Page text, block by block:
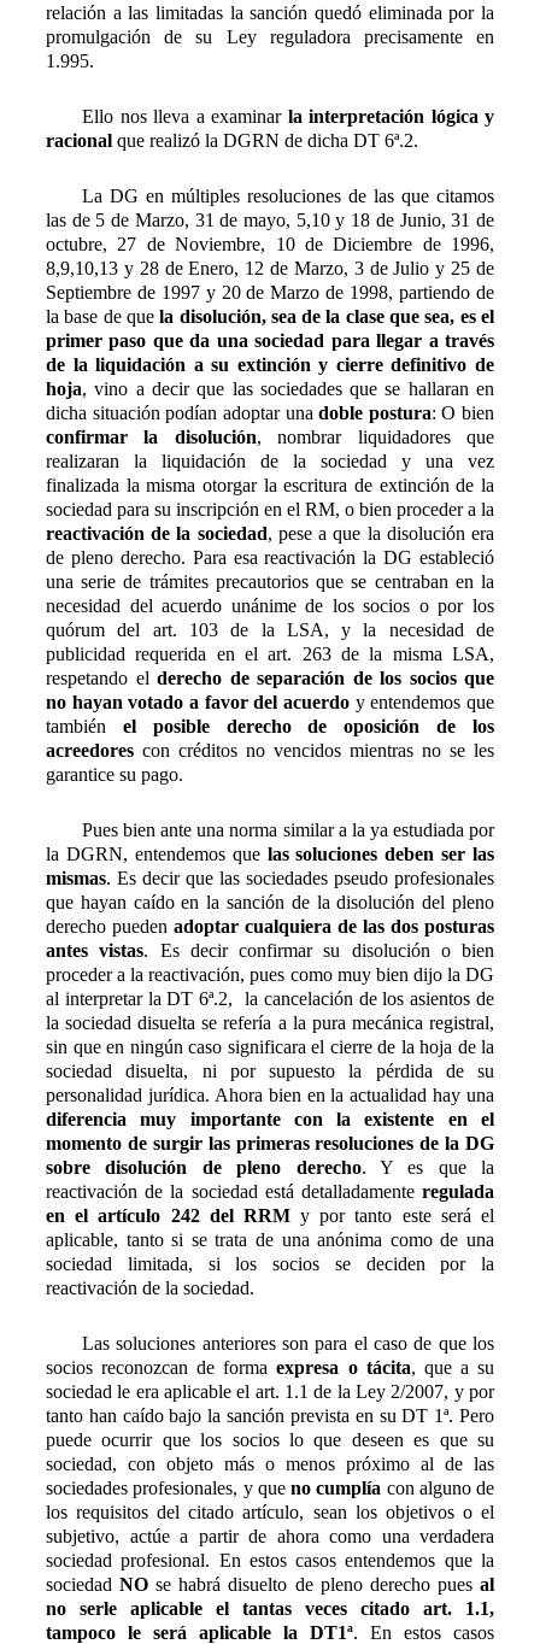
relación a las limitadas la sanción quedó eliminada por la
promulgación de su Ley reguladora precisamente en
1.995.
Ello nos lleva a examinar la interpretación lógica y
racional que realizó la DGRN de dicha DT 6ª.2.
La DG en múltiples resoluciones de las que citamos
las de 5 de Marzo, 31 de mayo, 5,10 y 18 de Junio, 31 de
octubre, 27 de Noviembre, 10 de Diciembre de 1996,
8,9,10,13 y 28 de Enero, 12 de Marzo, 3 de Julio y 25 de
Septiembre de 1997 y 20 de Marzo de 1998, partiendo de
la base de quela disolución, sea de la clase que sea, es el
primer paso que da una sociedad para llegar a través
de la liquidación a su extinción y cierre definitivo de
hoja, vino a decir que las sociedades que se hallaran en
dicha situación podían adoptar unadoble postura: O bien
confirmar la disolución, nombrar liquidadores que
realizaran la liquidación de la sociedad y una vez
finalizada la misma otorgar la escritura de extinción de la
sociedad para su inscripción en el RM, o bien proceder a la
reactivación de la sociedad, pese a que la disolución era
de pleno derecho. Para esa reactivación la DG estableció
una serie de trámites precautorios que se centraban en la
necesidad del acuerdo unánime de los socios o por los
quórum del art. 103 de la LSA, y la necesidad de
publicidad requerida en el art. 263 de la misma LSA,
respetando el derecho de separación de los socios que
no hayan votado a favor del acuerdo y entendemos que
también el posible derecho de oposición de los
acreedores con créditos no vencidos mientras no se les
garantice su pago.
Pues bien ante una norma similar a la ya estudiada por
la DGRN, entendemos que las soluciones deben ser las
mismas. Es decir que las sociedades pseudo profesionales
que hayan caído en la sanción de la disolución del pleno
derecho pueden adoptar cualquiera de las dos posturas
antes vistas. Es decir confirmar su disolución o bien
proceder a la reactivación, pues como muy bien dijo la DG
al interpretar la DT 6ª.2, la cancelación de los asientos de
la sociedad disuelta se refería a la pura mecánica registral,
sin que en ningún caso significara el cierre de la hoja de la
sociedad disuelta, ni por supuesto la pérdida de su
personalidad jurídica. Ahora bien en la actualidad hay una
diferencia muy importante con la existente en el
momento de surgir las primeras resoluciones de la DG
sobre disolución de pleno derecho. Y es que la
reactivación de la sociedad está detalladamente regulada
en el artículo 242 del RRMy por tanto este será el
aplicable, tanto si se trata de una anónima como de una
sociedad limitada, si los socios se deciden por la
reactivación de la sociedad.
Las soluciones anteriores son para el caso de que los
socios reconozcan de formaexpresa o tácita, que a su
sociedad le era aplicable el art. 1.1 de la Ley 2/2007, y por
tanto han caído bajo la sanción prevista en su DT 1ª. Pero
puede ocurrir que los socios lo que deseen es que su
sociedad, con objeto más o menos próximo al de las
sociedades profesionales, y que no cumplía con alguno de
los requisitos del citado artículo, sean los objetivos o el
subjetivo, actúe a partir de ahora como una verdadera
sociedad profesional. En estos casos entendemos que la
sociedadNOse habrá disuelto de pleno derecho puesal
no serle aplicable el tantas veces citado art. 1.1,
tampoco le será aplicable la DT1ª. En estos casos